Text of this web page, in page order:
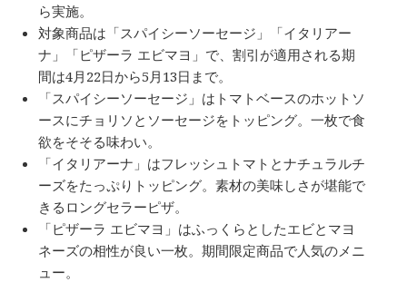
ら実施。
対象商品は「スパイシーソーセージ」「イタリアー
ナ」「ピザーラ エビマヨ」で、割引が適用される期
間は4月22日から5月13日まで。
「スパイシーソーセージ」はトマトベースのホットソ
ースにチョリソとソーセージをトッピング。一枚で食
欲をそそる味わい。
「イタリアーナ」はフレッシュトマトとナチュラルチ
ーズをたっぷりトッピング。素材の美味しさが堪能で
きるロングセラーピザ。
「ピザーラ エビマヨ」はふっくらとしたエビとマヨ
ネーズの相性が良い一枚。期間限定商品で人気のメニ
ュー。